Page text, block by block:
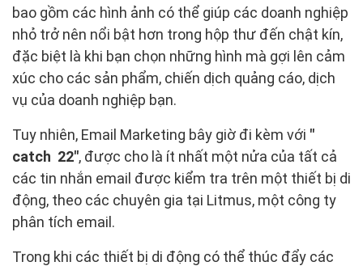
bao gồm các hình ảnh có thể giúp các doanh nghiệp
nhỏ trở nên nổi bật hơn trong hộp thư đến chật kín,
đặc biệt là khi bạn chọn những hình mà gợi lên cảm
xúc cho các sản phẩm, chiến dịch quảng cáo, dịch
vụ của doanh nghiệp bạn.
Tuy nhiên, Email Marketing bây giờ đi kèm với "
catch 22", được cho là ít nhất một nửa của tất cả
các tin nhắn email được kiểm tra trên một thiết bị di
động, theo các chuyên gia tại Litmus, một công ty
phân tích email.
Trong khi các thiết bị di động có thể thúc đẩy các